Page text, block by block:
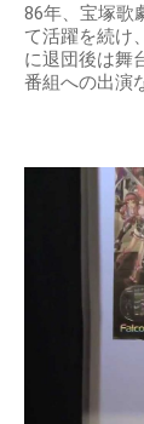
86年、宝塚歌
て活躍を続け
に退団後は舞
番組への出演